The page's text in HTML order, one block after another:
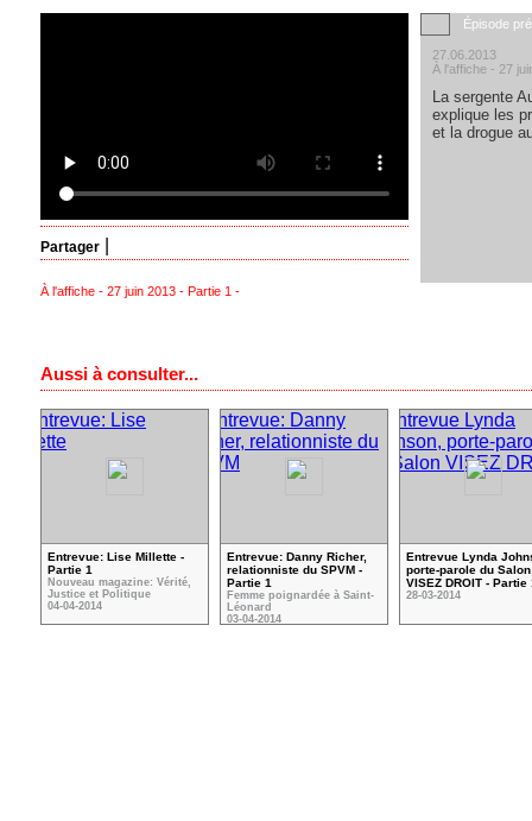
Partager
À l'affiche - 27 juin 2013 - Partie 1 -
Épisode
27.06.2013
À l'affiche - 27
La sergente
explique les
et la drogue
Aussi à consulter...
Entrevue: Lise Millette -
Partie 1
Nouveau magazine: Vérité,
Justice et Politique
04-04-2014
Entrevue: Danny Richer,
relationniste du SPVM -
Partie 1
Femme poignardée à Saint-
Léonard
03-04-2014
Entrevue Lynda
porte-parole du Salon
VISEZ DROIT - Partie
28-03-2014